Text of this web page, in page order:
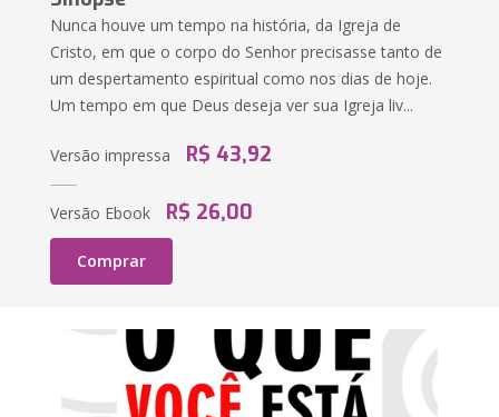
Nunca houve um tempo na história, da Igreja de
Cristo, em que o corpo do Senhor precisasse tanto de
um despertamento espiritual como nos dias de hoje.
Um tempo em que Deus deseja ver sua Igreja liv...
Versão impressa R$ 43,92
Versão Ebook R$ 26,00
Comprar